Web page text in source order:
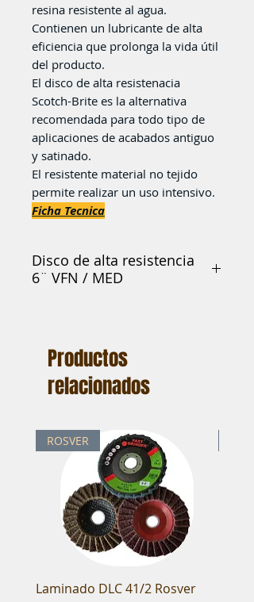
resina resistente al agua.
Contienen un lubricante de alta
eficiencia que prolonga la vida útil
del producto.
El disco de alta resistenacia
Scotch-Brite es la alternativa
recomendada para todo tipo de
aplicaciones de acabados antiguo
y satinado.
El resistente material no tejido
permite realizar un uso intensivo.
Ficha Tecnica
Disco de alta resistencia
6¨ VFN / MED
A-MED Disco Scotch Brite 6" x
1/4" Marron
Productos
relacionados
ROSVER
Laminado DLC 41/2 Rosver